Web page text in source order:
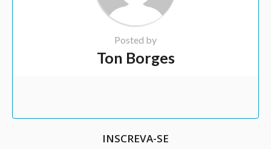
Posted by
Ton Borges
INSCREVA-SE